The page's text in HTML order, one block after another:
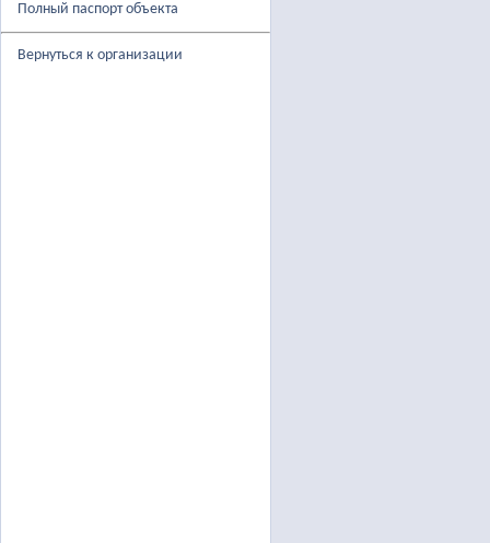
Полный паспорт объекта
Вернуться к организации